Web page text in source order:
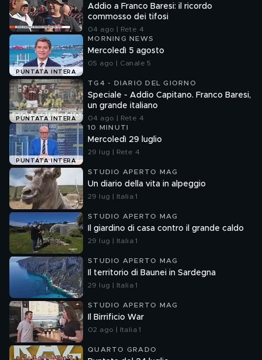
Addio a Franco Baresi: il ricordo
commosso dei tifosi
04 ago | Rete 4
PUNTATA INTERA
MORNING NEWS
Mercoledì 5 agosto
05 ago | Canale 5
PUNTATA INTERA
TG4 - DIARIO DEL GIORNO
Speciale - Addio Capitano. Franco Baresi,
un grande italiano
04 ago | Rete 4
PUNTATA INTERA
10 MINUTI
Mercoledì 29 luglio
29 lug | Rete 4
STUDIO APERTO MAG
Un diario della vita in alpeggio
29 lug | Italia 1
STUDIO APERTO MAG
Il giardino di casa contro il grande caldo
29 lug | Italia 1
STUDIO APERTO MAG
Il territorio di Baunei in Sardegna
29 lug | Italia 1
STUDIO APERTO MAG
Il Birrificio War
02 ago | Italia 1
QUARTO GRADO